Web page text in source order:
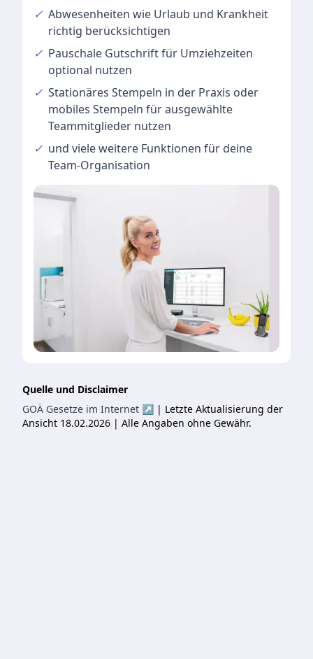
✓ Abwesenheiten wie Urlaub und Krankheit
richtig berücksichtigen
✓ Pauschale Gutschriftfür Umziehzeiten
optional nutzen
✓ Stationäres Stempeln in der Praxis oder
mobiles Stempeln für ausgewählte
Teammitglieder nutzen
✓ und vieleweitere Funktionen für deine
Team-Organisation
Quelle und Disclaimer
GOÄ Gesetze im Internet ↗ | Letzte Aktualisierung der
Ansicht 18.02.2026 | Alle Angaben ohne Gewähr.